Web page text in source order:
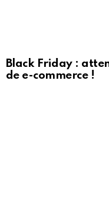
Black Friday :
de e-commerce !